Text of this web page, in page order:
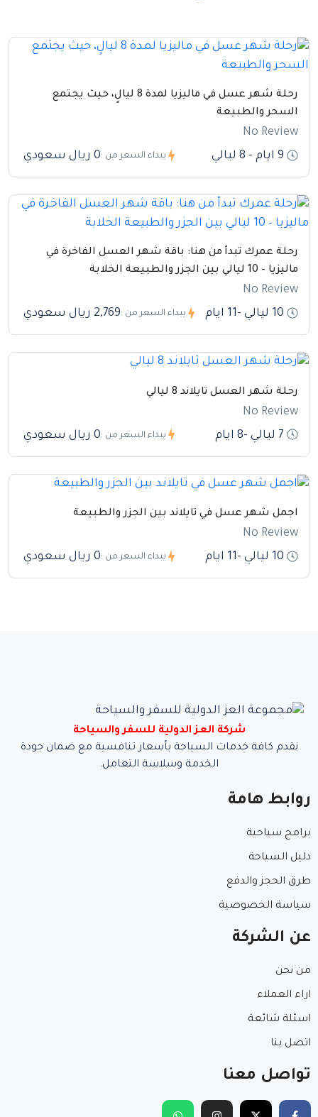
رحلة شهر عسل في ماليزيا لمدة 8 ليالٍ، حيث يجتمع
السحر والطبيعة
No Review
يبداء السعر من :0 ريال سعودي
رحلة عمرك تبدأ من هنا: باقة شهر العسل الفاخرة في
ماليزيا – 10 ليالي بين الجزر والطبيعة الخلابة
No Review
يبداء السعر من :2,769 ريال سعودي
رحلة شهر العسل تايلاند 8 ليالي
No Review
يبداء السعر من :0 ريال سعودي
اجمل شهر عسل في تايلاند بين الجزر والطبيعة
No Review
يبداء السعر من :0 ريال سعودي
شركة العز الدولية للسفر والسياحة
نقدم كافة خدمات السياحة بأسعار تنافسية مع ضمان جودة
الخدمة وسلاسة التعامل.
روابط هامة
برامج سياحية
دليل السياحة
طرق الحجز والدفع
سياسة الخصوصية
عن الشركة
من نحن
اراء العملاء
اسئلة شائعة
اتصل بنا
تواصل معنا